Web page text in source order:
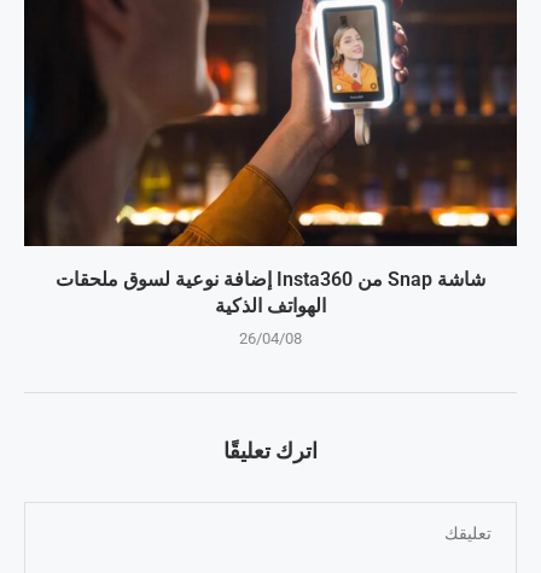
شاشة Snap من Insta360 إضافة نوعية لسوق ملحقات
الهواتف الذكية
26/04/08
اترك تعليقًا